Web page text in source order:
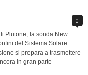
0
Plutone, la sonda New
del Sistema Solare.
si prepara a trasmettere
in gran parte